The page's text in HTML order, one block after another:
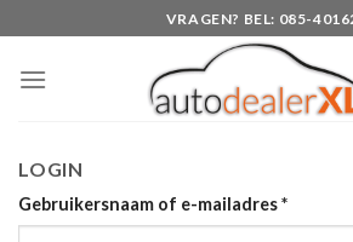
to
content
VRAGEN? BEL: 085-
LOGIN
Gebruikersnaam of e-mailadres*